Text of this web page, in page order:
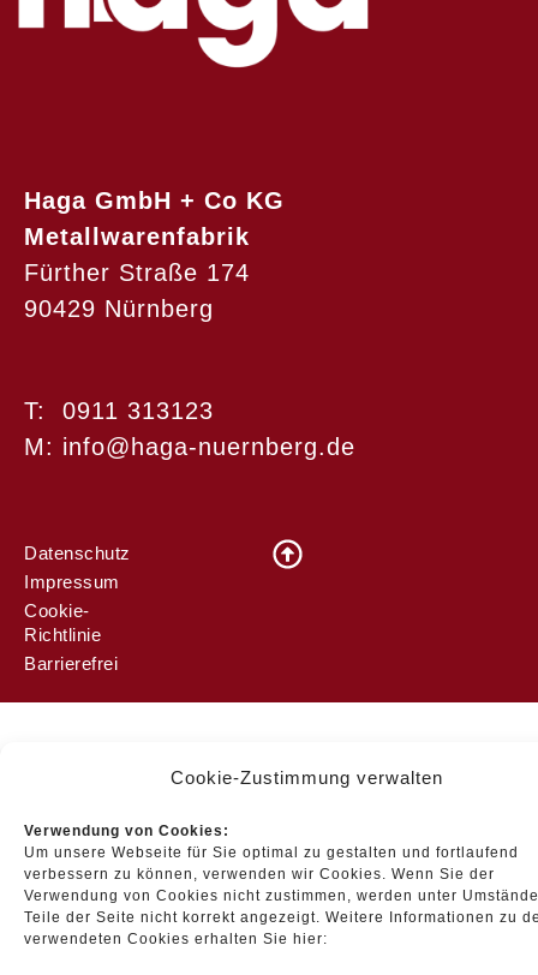
Cookie-Zustimmung verwalten
Verwendung von Cookies:
Um unsere Webseite für Sie optimal zu gestalten und fortlaufend
verbessern zu können, verwenden wir Cookies. Wenn Sie der
Verwendung von Cookies nicht zustimmen, werden unter
Teile der Seite nicht korrekt angezeigt. Weitere Informationen zu
verwendeten Cookies erhalten Sie hier:
Haga GmbH + Co KG
Metallwarenfabrik
Fürther Straße 174
90429 Nürnberg
T: 0911 313123
M: info@haga-nuernberg.de
Datenschutz
Impressum
Cookie-
Richtlinie
Barrierefrei